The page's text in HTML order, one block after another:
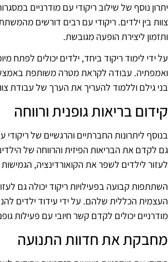
יתרון נוסף של שילוב ריקודי עם מודרניים
צוות בין ילדים. ריקודי עם רבים דורשים
ותזמון ליצירת הופעה מגובשת.
על ידי לימוד ריקוד ביחד, ילדים יכולים לפתח
ואמפתיה. עבודה לקראת מטרה משותפת
בני גילם וללמוד להעריך את הערך של עבודת
קידום בריאות גופנית ורווחה
בנוסף ליתרונות החברתיים והרגשיים של
גם לקדם את הבריאות הפיזית והרווחה של
לעזור לילדים לשפר את הקואורדינציה,
השתתפות קבועה בפעילויות ריקוד יכולה גם
העצמית הכללית שלהם. על ידי עידוד ילדים
מודרניים יכולים לקדם קשר חיובי עם פעילות
מחבקת את חדוות התנועה